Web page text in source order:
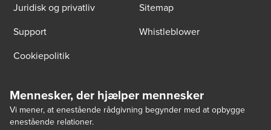
Juridisk og privatliv
Sitemap
Support
Whistleblower
Cookiepolitik
Mennesker, der hjælper mennesker
Vi mener, at enestående rådgivning begynder med at opbygge
enestående relationer.